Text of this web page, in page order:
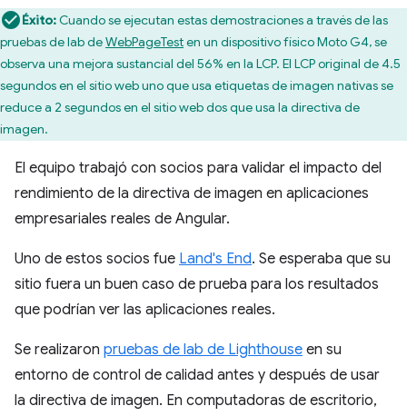
Éxito:Cuando se ejecutan estas demostraciones a través de las
pruebas de lab deWebPageTesten un dispositivo físico Moto G4, se
observa una mejora sustancial del 56% en la LCP. El LCP original de 4.5
segundos en el sitio web uno que usa etiquetas de imagen nativas se
reduce a 2 segundos en el sitio web dos que usa la directiva de
imagen.
El equipo trabajó con socios para validar el impacto del
rendimiento de la directiva de imagen en aplicaciones
empresariales reales de Angular.
Uno de estos socios fue Land's End. Se esperaba que su
sitio fuera un buen caso de prueba para los resultados
que podrían ver las aplicaciones reales.
Se realizaron pruebas de lab de Lighthouse en su
entorno de control de calidad antes y después de usar
la directiva de imagen. En computadoras de escritorio,